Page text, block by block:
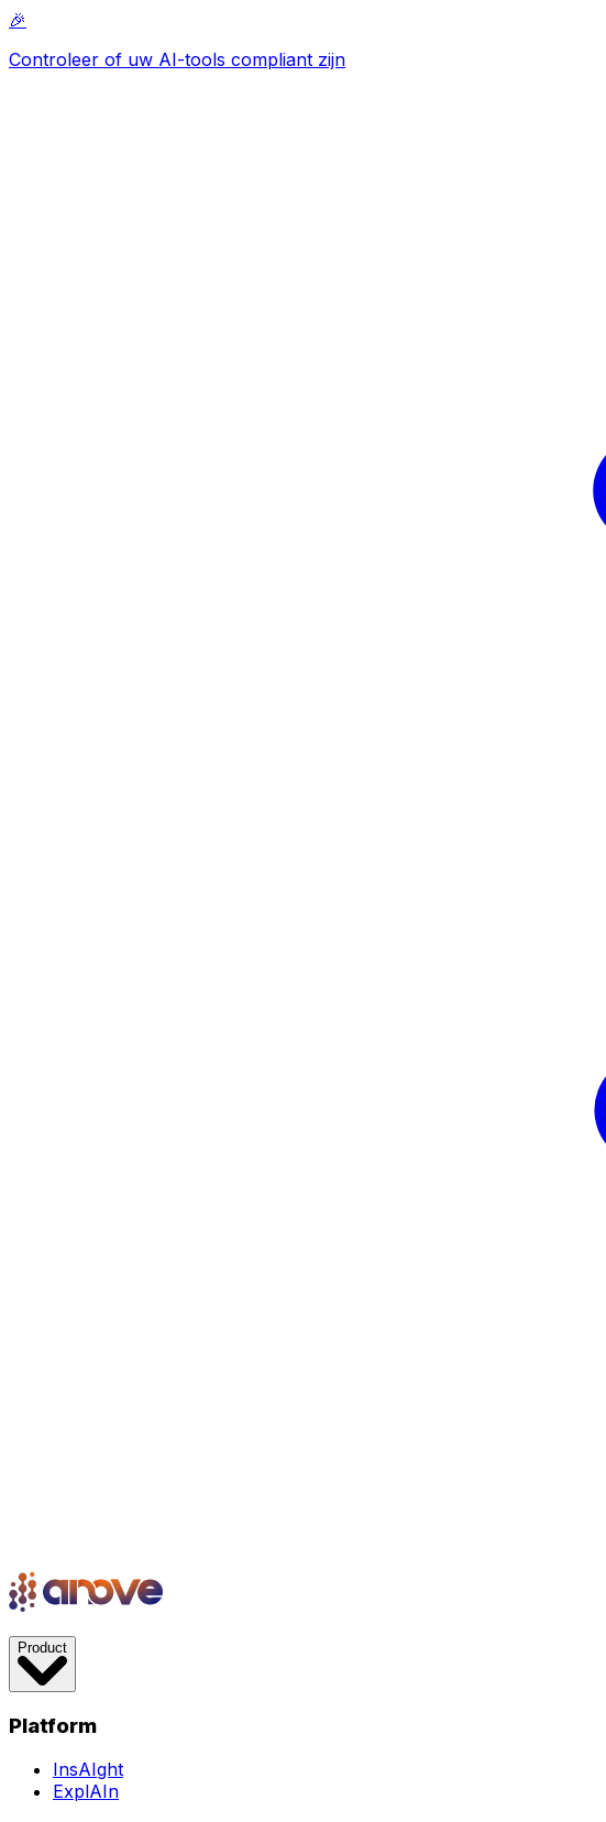
🎉
Controleer of uw AI-tools compliant zijn
Product
Platform
InsAIght
ExplAIn